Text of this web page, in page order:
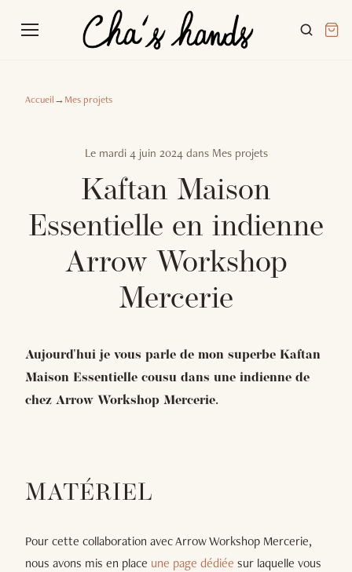
Accueil→Mes projets
Le mardi 4 juin 2024dans Mes projets
Kaftan Maison
Essentielle en indienne
Arrow Workshop
Mercerie
Aujourd'hui je vous parle de mon superbe Kaftan
Maison Essentielle cousu dans une indienne de
chez Arrow Workshop Mercerie.
MATÉRIEL
Pour cette collaboration avec Arrow Workshop Mercerie,
nous avons mis en place une page dédiée sur laquelle vous